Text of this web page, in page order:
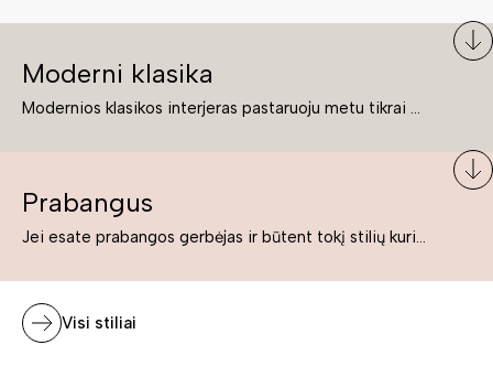
Moderni klasika
Modernios klasikos interjeras pastaruoju metu tikrai yra „ant bangos“. Tie, kurie nenori pernelyg nutolti nuo klasikos, bet drauge žavisi šiuolaikiškais sprendimais, su malonumu savo namuose kuria klasikos ir modernaus interjero tandemą – elegantišką, subtilų ir žavingą.
Prabangus
Jei esate prabangos gerbėjas ir būtent tokį stilių kuriate savo namuose ar biure, tuomet solidūs, prabangūs baldai nepriekaištingai įsilies į Jūsų kuriamą interjerą.
Visi stiliai